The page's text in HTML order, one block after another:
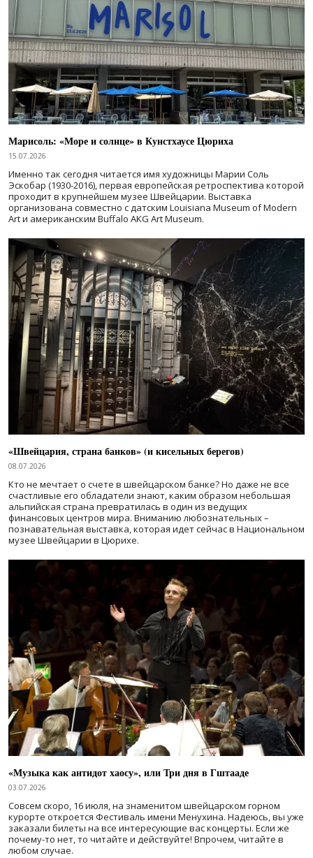
Марисоль: «Море и солнце» в Кунстхаусе Цюриха
15.07.2026
Именно так сегодня читается имя художницы Марии Соль
Эскобар (1930-2016), первая европейская ретроспектива которой
проходит в крупнейшем музее Швейцарии. Выставка
организована совместно с датским Louisiana Museum of Modern
Art и американским Buffalo AKG Art Museum.
«Швейцария, страна банков» (и кисельных берегов)
08.07.2026
Кто не мечтает о счете в швейцарском банке? Но даже не все
счастливые его обладатели знают, каким образом небольшая
альпийская страна превратилась в один из ведущих
финансовых центров мира. Вниманию любознательных –
познавательная выставка, которая идет сейчас в Национальном
музее Швейцарии в Цюрихе.
«Музыка как антидот хаосу», или Три дня в Гштааде
03.07.2026
Совсем скоро, 16 июля, на знаменитом швейцарском горном
курорте откроется Фестиваль имени Менухина. Надеюсь, вы уже
заказали билеты на все интересующие вас концерты. Если же
почему-то нет, то читайте и действуйте! Впрочем, читайте в
любом случае.